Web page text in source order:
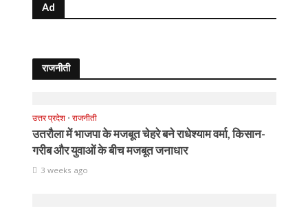
Ad
राजनीती
उत्तर प्रदेश • राजनीती
उतरौला में भाजपा के मजबूत चेहरे बने राधेश्याम वर्मा, किसान-
गरीब और युवाओं के बीच मजबूत जनाधार
3 weeks ago